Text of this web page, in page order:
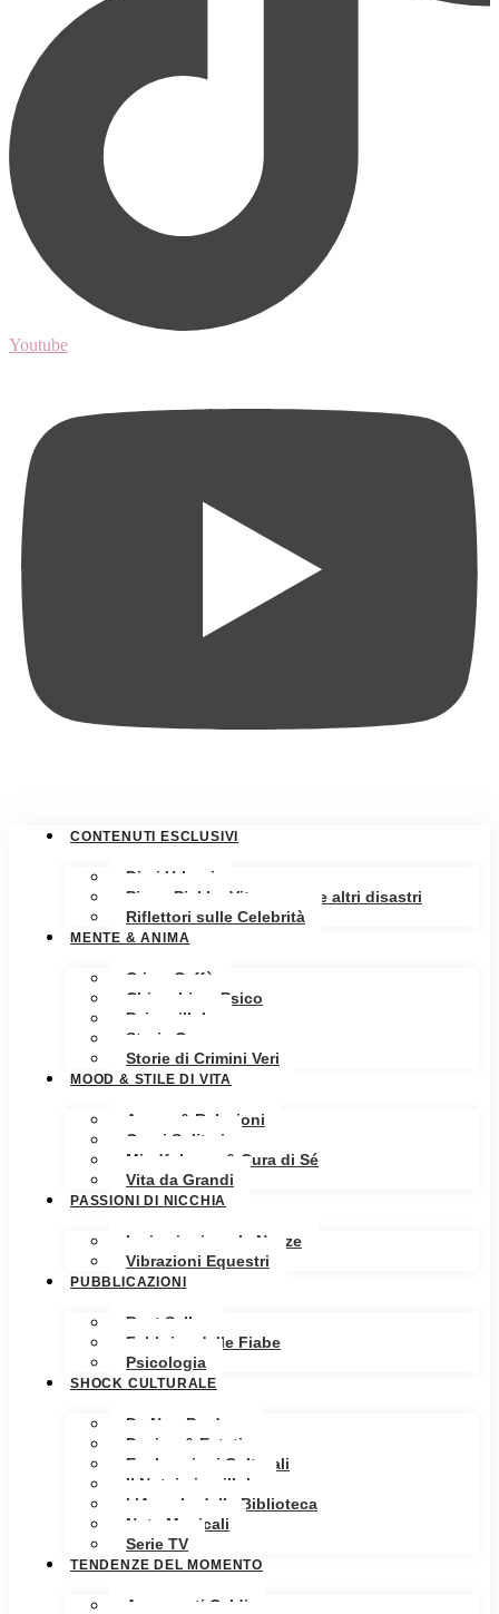
Youtube
CONTENUTI ESCLUSIVI
Diari Urbani
Pippa Pickle: Vita, amore e altri disastri
Riflettori sulle Celebrità
MENTE & ANIMA
Crime Caffè
Chiacchiere Psico
Psicopillole
Storia Oscura
Storie di Crimini Veri
MOOD & STILE DI VITA
Amore & Relazioni
Cuori Solitari
Mindfulness & Cura di Sé
Vita da Grandi
PASSIONI DI NICCHIA
Ispirazioni per le Nozze
Vibrazioni Equestri
PUBBLICAZIONI
Best Seller
Fabbrica delle Fiabe
Psicologia
SHOCK CULTURALE
Da Non Perdere
Design & Estetica
Esplorazioni Culturali
Il Notaio in pillole
L’Angolo della Biblioteca
Note Musicali
Serie TV
TENDENZE DEL MOMENTO
Argomenti Caldi